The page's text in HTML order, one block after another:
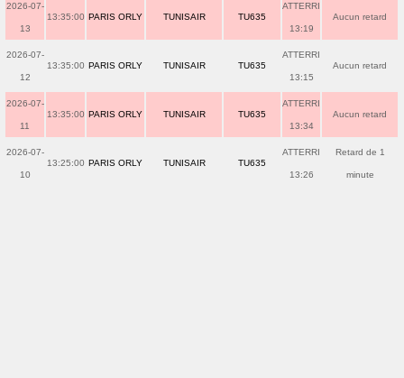
2026-07-
13
13:35:00 PARIS ORLY TUNISAIR TU635
ATTERRI
13:19
Aucun retard
2026-07-
12
13:35:00 PARIS ORLY TUNISAIR TU635
ATTERRI
13:15
Aucun retard
2026-07-
11
13:35:00 PARIS ORLY TUNISAIR TU635
ATTERRI
13:34
Aucun retard
2026-07-
10
13:25:00 PARIS ORLY TUNISAIR TU635
ATTERRI
13:26
Retard de 1
minute